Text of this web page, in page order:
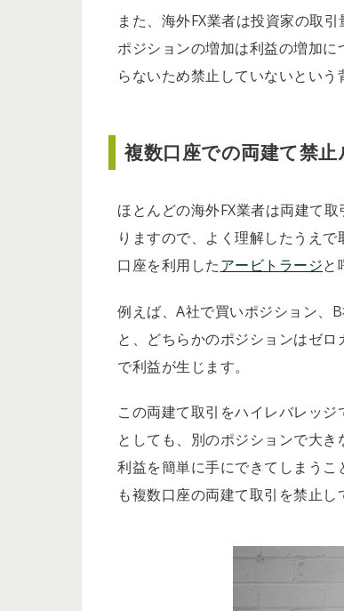
また、海外FX業者は投資家の取
ポジションの増加は利益の増加
らないため禁止していないという
複数口座での両建て禁
ほとんどの海外FX業者は両建て
りますので、よく理解したうえ
口座を利用したアービトラージと
例えば、A社で買いポジション、
と、どちらかのポジションはゼ
で利益が生じます。
この両建て取引をハイレバレッ
としても、別のポジションで大
利益を簡単に手にできてしまう
も複数口座の両建て取引を禁止し